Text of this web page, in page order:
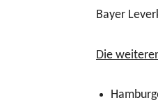
Bayer
Die